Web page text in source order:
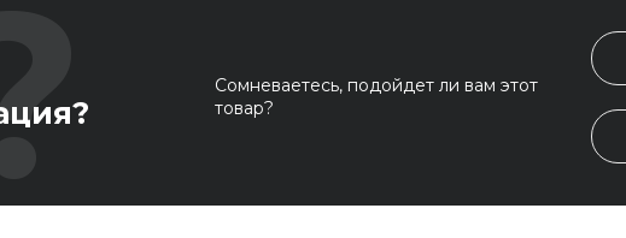
Сомневаетесь, подойдет ли вам этот
товар?